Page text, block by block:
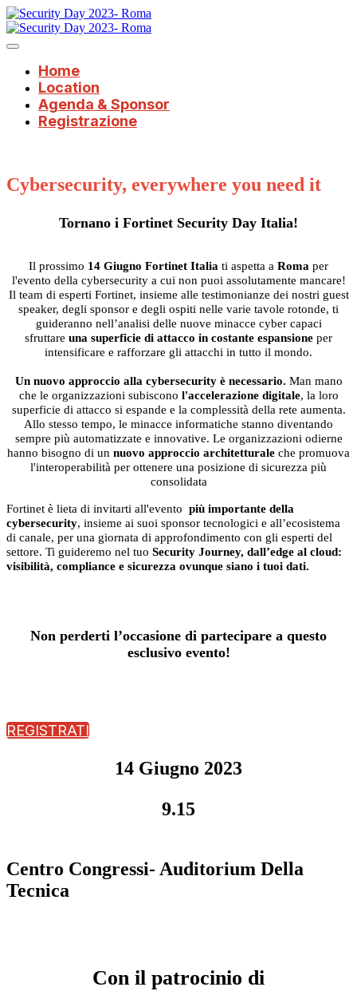
Home
Location
Agenda & Sponsor
Registrazione
Cybersecurity, everywhere you need it
Tornano i Fortinet Security Day Italia!
Il prossimo 14 Giugno Fortinet Italia ti aspetta a Roma per
l'evento della cybersecurity a cui non puoi assolutamente mancare!
Il team di esperti Fortinet, insieme alle testimonianze dei nostri guest
speaker, degli sponsor e degli ospiti nelle varie tavole rotonde, ti
guideranno nell’analisi delle nuove minacce cyber capaci
sfruttare una superficie di attacco in costante espansione per
intensificare e rafforzare gli attacchi in tutto il mondo.
Un nuovo approccio alla cybersecurity è necessario. Man mano
che le organizzazioni subiscono l'accelerazione digitale, la loro
superficie di attacco si espande e la complessità della rete aumenta.
Allo stesso tempo, le minacce informatiche stanno diventando
sempre più automatizzate e innovative. Le organizzazioni odierne
hanno bisogno di un nuovo approccio architetturale che promuova
l'interoperabilità per ottenere una posizione di sicurezza più
consolidata
Fortinet è lieta di invitarti all'evento più importante della
cybersecurity, insieme ai suoi sponsor tecnologici e all’ecosistema
di canale, per una giornata di approfondimento con gli esperti del
settore. Ti guideremo nel tuo Security Journey, dall’edge al cloud:
visibilità, compliance e sicurezza ovunque siano i tuoi dati.
Non perderti l’occasione di partecipare a questo
esclusivo evento!
REGISTRATI
14 Giugno 2023
9.15
Centro Congressi- Auditorium Della
Tecnica
Con il patrocinio di